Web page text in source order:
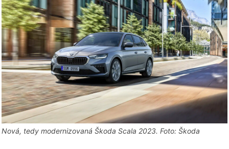
Nová, tedy modernizovaná Škoda Scala 2023. Foto: Škoda